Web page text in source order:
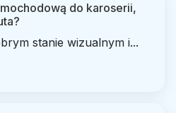
do karoserii,
stanie wizualnym i...